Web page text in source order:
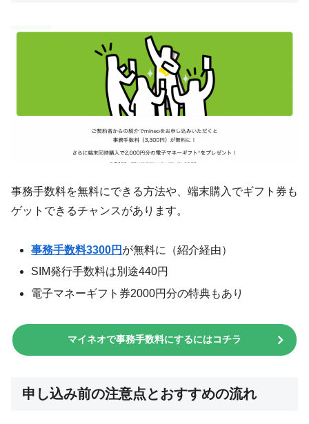
事務手数料を無料にできる方法や、端末購入でギフト券も
ゲットできるチャンスがあります。
事務手数料3300円 が無料に（紹介経由）
SIM発行手数料は別途440円
電子マネーギフト券2000円分の特典もあり
マイネオで事務手数料にするにはコチラ
申し込み前の注意点とおすすめの流れ